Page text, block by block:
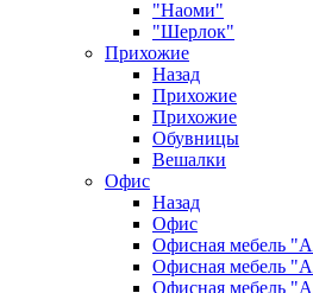
"Наоми"
"Шерлок"
Прихожие
Назад
Прихожие
Прихожие
Обувницы
Вешалки
Офис
Назад
Офис
Офисная мебель
Офисная мебель
Офисная мебель